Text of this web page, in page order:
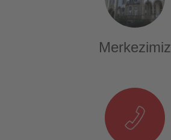
Merkezimiz